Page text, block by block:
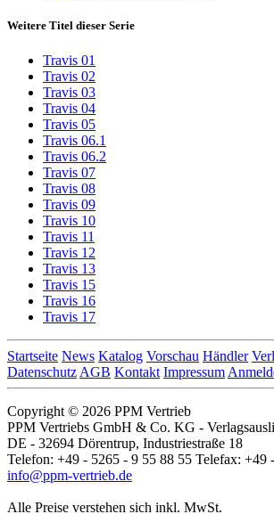
Weitere Titel dieser Serie
Travis 01
Travis 02
Travis 03
Travis 04
Travis 05
Travis 06.1
Travis 06.2
Travis 07
Travis 08
Travis 09
Travis 10
Travis 11
Travis 12
Travis 13
Travis 15
Travis 16
Travis 17
Startseite News Katalog Vorschau Händler
Datenschutz AGB Kontakt Impressum
Copyright © 2026 PPM Vertrieb
PPM Vertriebs GmbH & Co. KG -
DE - 32694 Dörentrup, Industriestraße 18
Telefon: +49 - 5265 - 9 55 88 55 Telefax: +49
info@ppm-vertrieb.de
Alle Preise verstehen sich inkl. MwSt.